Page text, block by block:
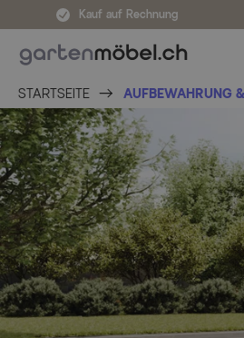
Zum Inhalt springenKauf auf Rechnung
STARTSEITE AUFBEWAHRUNG